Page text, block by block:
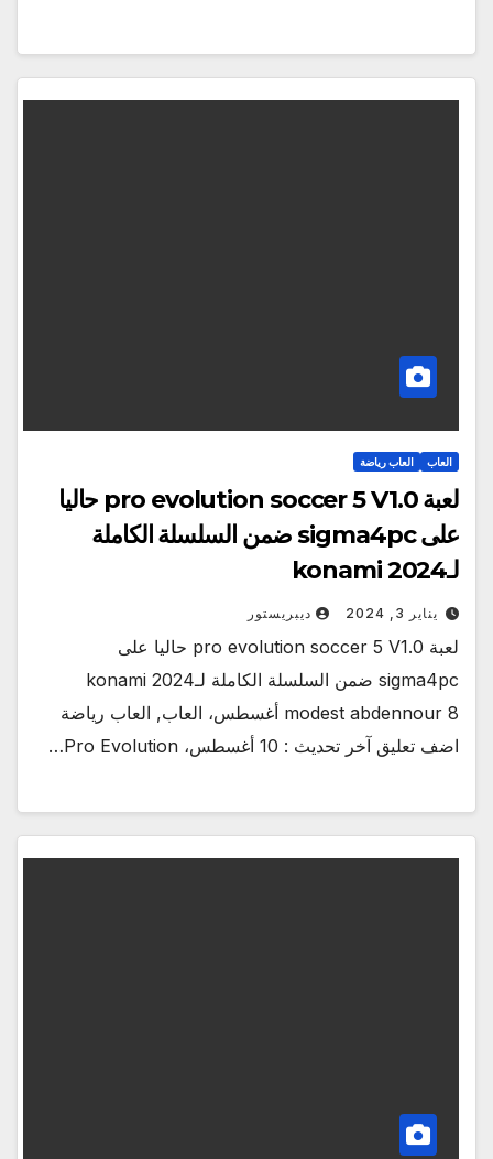
العاب العاب رياضة
لعبة pro evolution soccer 5 V1.0 حاليا
على sigma4pc ضمن السلسلة الكاملة
لـkonami 2024
يناير 3, 2024 ديبريستور
لعبة pro evolution soccer 5 V1.0 حاليا على
sigma4pc ضمن السلسلة الكاملة لـkonami 2024
modest abdennour 8 أغسطس، العاب, العاب رياضة
اضف تعليق آخر تحديث : 10 أغسطس، Pro Evolution…